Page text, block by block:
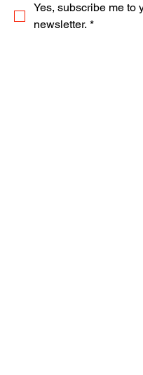
Yes, subscribe me to
newsletter. *